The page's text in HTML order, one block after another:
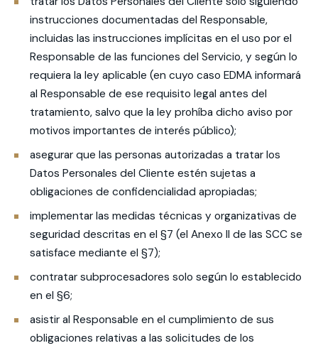
instrucciones documentadas del Responsable,
incluidas las instrucciones implícitas en el uso por el
Responsable de las funciones del Servicio, y según lo
requiera la ley aplicable (en cuyo caso EDMA informará
al Responsable de ese requisito legal antes del
tratamiento, salvo que la ley prohíba dicho aviso por
motivos importantes de interés público);
asegurar que las personas autorizadas a tratar los
Datos Personales del Cliente estén sujetas a
obligaciones de confidencialidad apropiadas;
implementar las medidas técnicas y organizativas de
seguridad descritas en el §7 (el Anexo II de las SCC se
satisface mediante el §7);
contratar subprocesadores solo según lo establecido
en el §6;
asistir al Responsable en el cumplimiento de sus
obligaciones relativas a las solicitudes de los